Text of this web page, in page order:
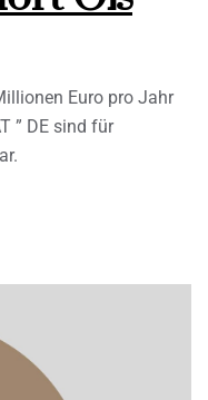
Euro pro Jahr
” DE sind für